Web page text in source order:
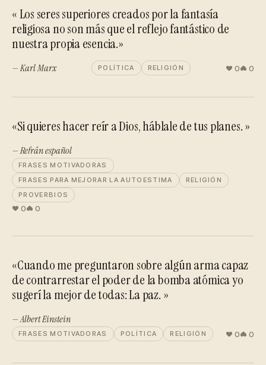
« Los seres superiores creados por la fantasía
religiosa no son más que el reflejo fantástico de
nuestra propia esencia.»
— Karl Marx POLÍTICA RELIGIÓN 0 0
«Si quieres hacer reír a Dios, háblale de tus planes. »
— Refrán español
FRASES MOTIVADORAS
FRASES PARA MEJORAR LA AUTOESTIMA
RELIGIÓN
PROVERBIOS
0 0
«Cuando me preguntaron sobre algún arma capaz
de contrarrestar el poder de la bomba atómica yo
sugerí la mejor de todas: La paz. »
— Albert Einstein
FRASES MOTIVADORAS POLÍTICA RELIGIÓN 0 0